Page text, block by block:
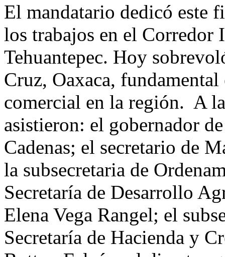
El mandatario dedicó este
los trabajos en el Corredor
Tehuantepec. Hoy
Cruz, Oaxaca,
comercial en la región. A
asistieron: el gobernador
Cadenas; el secretario de
la subsecretaria de
Secretaría de Desarrollo
Elena Vega Rangel; el
Secretaría de Hacienda y